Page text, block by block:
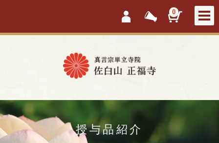
会員ログイン
新着情報 カートを
0
授与品紹介